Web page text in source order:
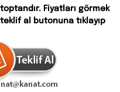
Fiyatları görmek
al butonuna tıklayıp